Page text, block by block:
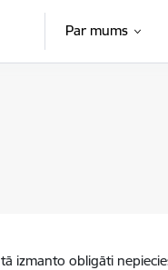
Par mums
izmanto obligāti